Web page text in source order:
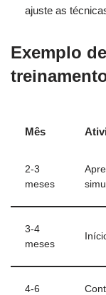
ajuste as
Exemplo
Mês
2-3
meses
3-4
meses
4-6